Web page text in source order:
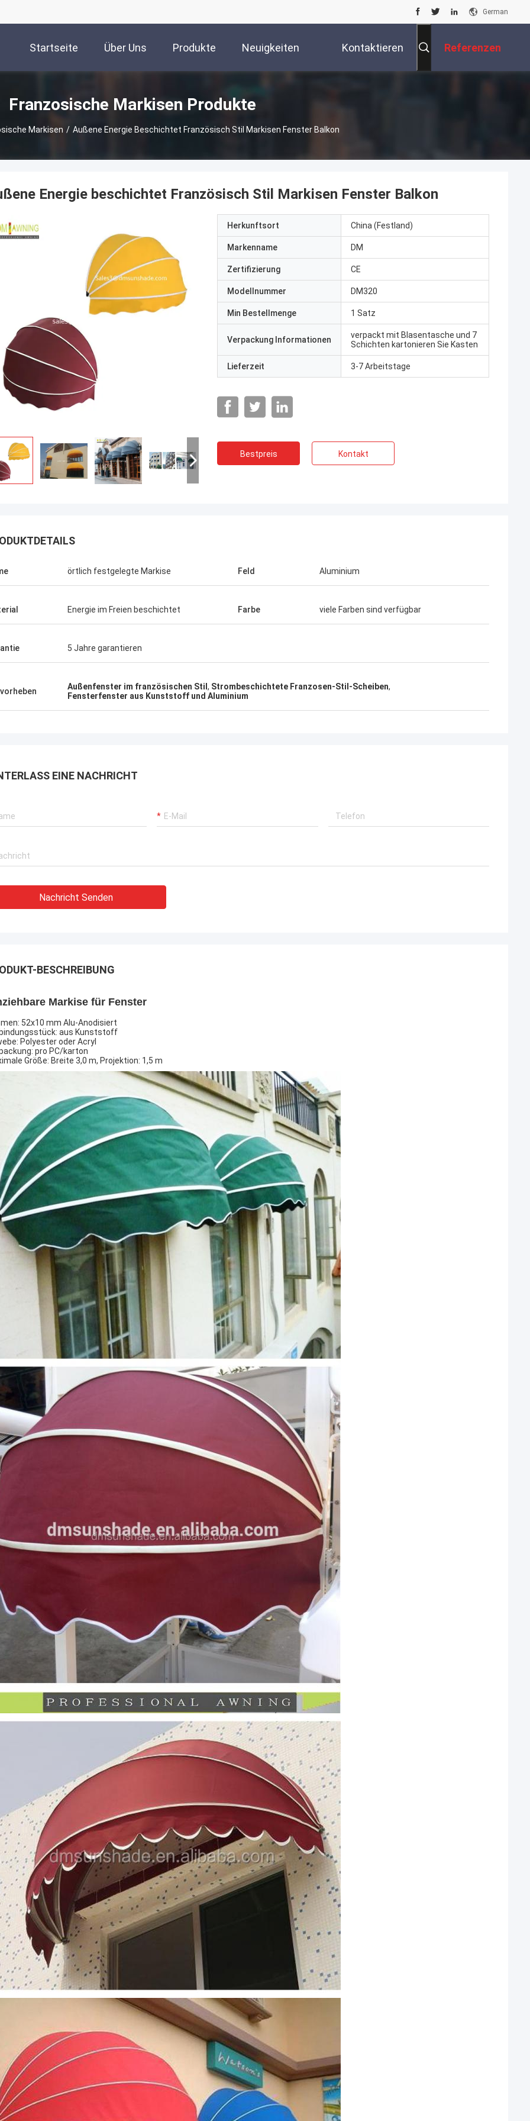
German
Startseite Über Uns Produkte Neuigkeiten Kontaktieren Referenzen
Franzosische Markisen Produkte
Markisen / Außene Energie Beschichtet Französisch Stil Markisen Fenster Balkon
Energie beschichtet Französisch Stil Markisen Fenster Balkon
Herkunftsort China (Festland)
Markenname DM
Zertifizierung CE
Modellnummer DM320
Min Bestellmenge 1 Satz
Verpackung Informationen
verpackt mit Blasentasche und 7
Schichten kartonieren Sie Kasten
Lieferzeit 3-7 Arbeitstage
Bestpreis Kontakt
örtlich festgelegte Markise Feld Aluminium
Energie im Freien beschichtet Farbe viele Farben sind verfügbar
5 Jahre garantieren
Außenfenster im französischen Stil , Strombeschichtete Franzosen-Stil-Scheiben,
Fensterfenster aus Kunststoff und Aluminium
EINE NACHRICHT
Nachricht Senden
BESCHREIBUNG
Markise für Fenster
52x10 mm Alu-Anodisiert
aus Kunststoff
Polyester oder Acryl
pro PC/karton
Größe: Breite 3,0 m, Projektion: 1,5 m